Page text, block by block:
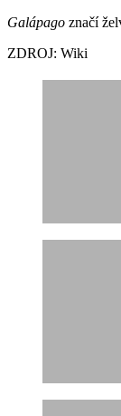
Galápago značí
ZDROJ: Wiki